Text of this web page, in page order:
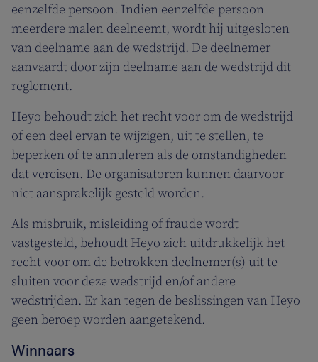
eenzelfde persoon. Indien eenzelfde persoon
meerdere malen deelneemt, wordt hij uitgesloten
van deelname aan de wedstrijd. De deelnemer
aanvaardt door zijn deelname aan de wedstrijd dit
reglement.
Heyo behoudt zich het recht voor om de wedstrijd
of een deel ervan te wijzigen, uit te stellen, te
beperken of te annuleren als de omstandigheden
dat vereisen. De organisatoren kunnen daarvoor
niet aansprakelijk gesteld worden.
Als misbruik, misleiding of fraude wordt
vastgesteld, behoudt Heyo zich uitdrukkelijk het
recht voor om de betrokken deelnemer(s) uit te
sluiten voor deze wedstrijd en/of andere
wedstrijden. Er kan tegen de beslissingen van Heyo
geen beroep worden aangetekend.
Winnaars